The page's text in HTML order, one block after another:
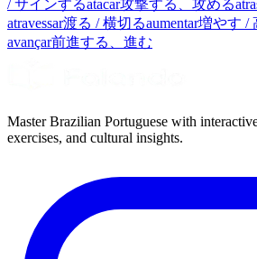
/ サインするatacar攻撃する、攻める
atravessar渡る / 横切るaumentar増やす /
avançar前進する、進む
Master Brazilian Portuguese with
exercises, and cultural insights.